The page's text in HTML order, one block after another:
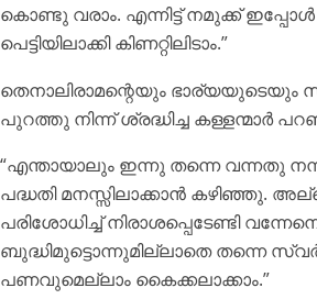
കൊണ്ടു വരാം. എന്നിട്ട് നമുക്ക്
പെട്ടിയിലാക്കി കിണറ്റിലിടാം.”
തെനാലിരാമന്റെയും ഭാര്യയുടെയും
പുറത്തു നിന്ന് ശ്രദ്ധിച്ച കള്ളന്മാർ
“എന്തായാലും ഇന്നു തന്നെ വന്നതു
പദ്ധതി മനസ്സിലാക്കാൻ കഴിഞ്ഞു.
പരിശോധിച്ച് നിരാശപ്പെടേണ്ടി
ബുദ്ധിമുട്ടൊന്നുമില്ലാതെ തന്നെ
പണവുമെല്ലാം കൈക്കലാക്കാം.”